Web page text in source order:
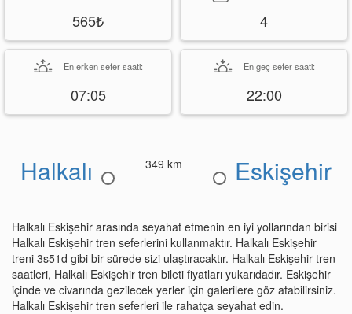
565₺ 4
En erken sefer saati:
07:05
En geç sefer saati:
22:00
Halkalı 349 km Eskişehir
Halkalı Eskişehir arasında seyahat etmenin en iyi yollarından birisi
Halkalı Eskişehir tren seferlerini kullanmaktır. Halkalı Eskişehir
treni 3s51d gibi bir sürede sizi ulaştıracaktır. Halkalı Eskişehir tren
saatleri, Halkalı Eskişehir tren bileti fiyatları yukarıdadır. Eskişehir
içinde ve civarında gezilecek yerler için galerilere göz atabilirsiniz.
Halkalı Eskişehir tren seferleri ile rahatça seyahat edin.